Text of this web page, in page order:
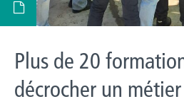
Plus de 20
décrocher un